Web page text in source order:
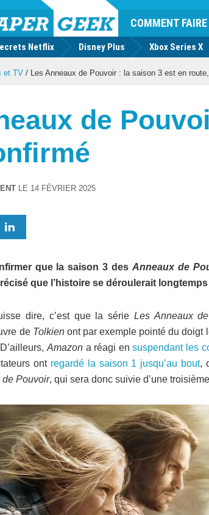
COMMENT FAIRE
Netflix Disney Plus Xbox Series X
et TV / Les Anneaux de Pouvoir : la saison 3 est en
de
LE 14 FÉVRIER 2025
que la saison 3 des Anneaux de
que l’histoire se déroulerait
dire, c’est que la série Les Anneaux
de Tolkienont par exemple pointé du doigt
Amazona réagi ensuspendant les
ont regardé la saison 1 jusqu’au bout,
Pouvoir, qui sera donc suivie d’une